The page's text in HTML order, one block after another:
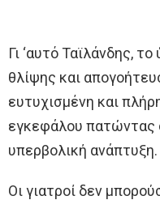
Γι ‘αυτό Ταϊλάνδης,
θλίψης και
ευτυχισμένη και
εγκεφάλου πατώντας
υπερβολική ανάπτυξη.
Οι γιατροί δεν